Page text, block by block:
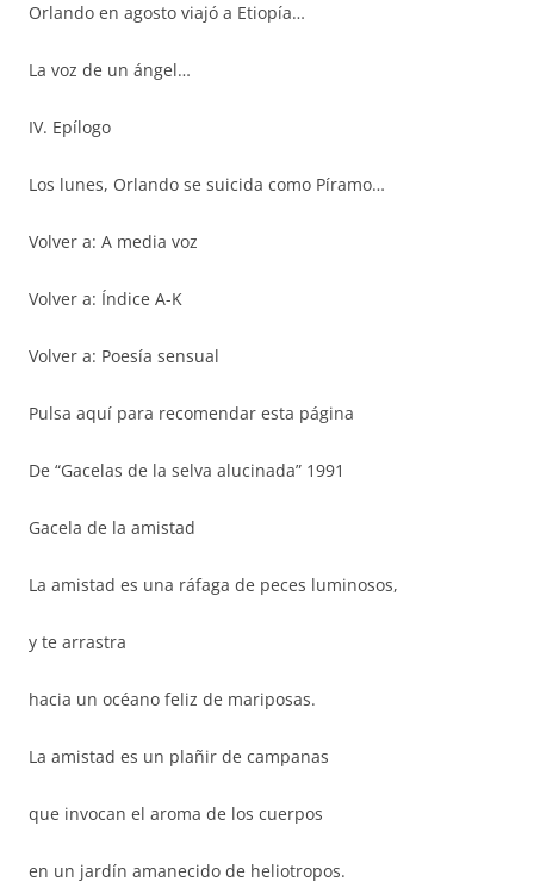
Orlando en agosto viajó a Etiopía…
La voz de un ángel…
IV. Epílogo
Los lunes, Orlando se suicida como Píramo…
Volver a: A media voz
Volver a: Índice A-K
Volver a: Poesía sensual
Pulsa aquí para recomendar esta página
De “Gacelas de la selva alucinada” 1991
Gacela de la amistad
La amistad es una ráfaga de peces luminosos,
y te arrastra
hacia un océano feliz de mariposas.
La amistad es un plañir de campanas
que invocan el aroma de los cuerpos
en un jardín amanecido de heliotropos.